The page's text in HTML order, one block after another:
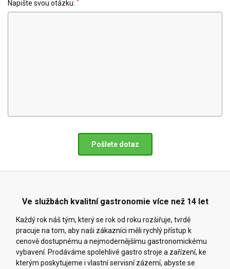
Napište svou otázku:
Pošlete dotaz
Ve službách kvalitní gastronomie více než 14 let
Každý rok náš tým, který se rok od roku rozšiřuje, tvrdě
pracuje na tom, aby naši zákazníci měli rychlý přístup k
cenově dostupnému a nejmodernějšímu gastronomickému
vybavení. Prodáváme spolehlivé gastro stroje a zařízení, ke
kterým poskytujeme i vlastní servisní zázemí, abyste se